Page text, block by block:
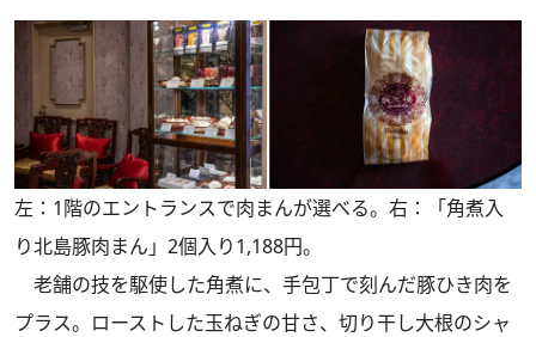
左：1階のエントランスで肉まんが選べる。右：「角煮入
り北島豚肉まん」2個入り1,188円。
老舗の技を駆使した角煮に、手包丁で刻んだ豚ひき肉を
プラス。ローストした玉ねぎの甘さ、切り干し大根のシャ